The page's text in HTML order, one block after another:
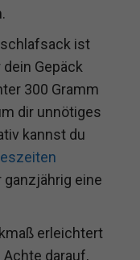
ist
Gepäck
300 Gramm
dir unnötiges
kannst du
eine
erleichtert
darauf,